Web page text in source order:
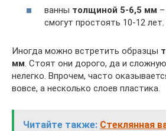
ванны толщиной 5-6,5 мм
смогут простоять 10-12 лет.
Иногда можно встретить образцы
мм. Стоят они дорого, да и
нелегко. Впрочем, часто
вовсе, а несколько слоев пластика.
Читайте также: Стеклянная